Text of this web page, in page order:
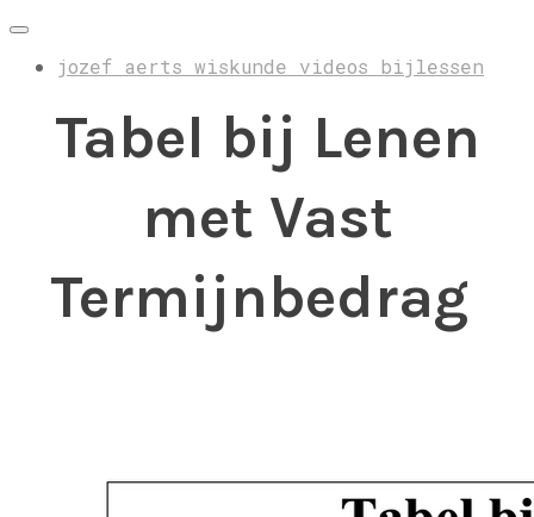
jozef aerts wiskunde videos bijlessen
Tabel bij Lenen
met Vast
Termijnbedrag